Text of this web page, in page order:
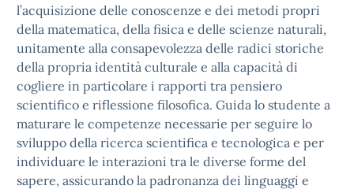
l’acquisizione delle conoscenze e dei metodi propri
della matematica, della fisica e delle scienze naturali,
unitamente alla consapevolezza delle radici storiche
della propria identità culturale e alla capacità di
cogliere in particolare i rapporti tra pensiero
scientifico e riflessione filosofica. Guida lo studente a
maturare le competenze necessarie per seguire lo
sviluppo della ricerca scientifica e tecnologica e per
individuare le interazioni tra le diverse forme del
sapere, assicurando la padronanza dei linguaggi e